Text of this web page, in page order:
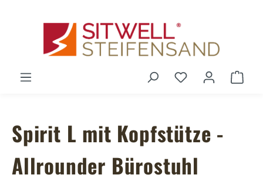
Du hast 0
Spirit L mit Kopfstütze -
Allrounder Bürostuhl